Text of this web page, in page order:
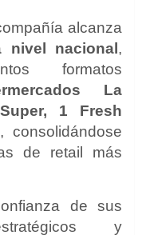
alcanza
nivel nacional ,
formatos
La
1 Fresh
, consolidándose
de retail más
de sus
y